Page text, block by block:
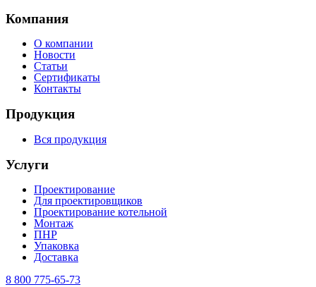
Компания
О компании
Новости
Статьи
Сертификаты
Контакты
Продукция
Вся продукция
Услуги
Проектирование
Для проектировщиков
Проектирование котельной
Монтаж
ПНР
Упаковка
Доставка
8 800 775-65-73